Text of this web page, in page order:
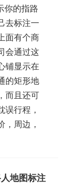
你的指路
去标注一
面有个商
会通过这
铺显示在
的矩形地
而且还可
行程，
周边，
地图标注